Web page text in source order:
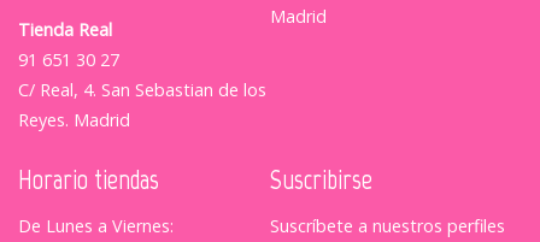
Tienda Real
91 651 30 27
C/ Real, 4. San Sebastian de los
Reyes. Madrid
Madrid
Horario tiendas
De Lunes a Viernes:
Suscribirse
Suscríbete a nuestros perfiles